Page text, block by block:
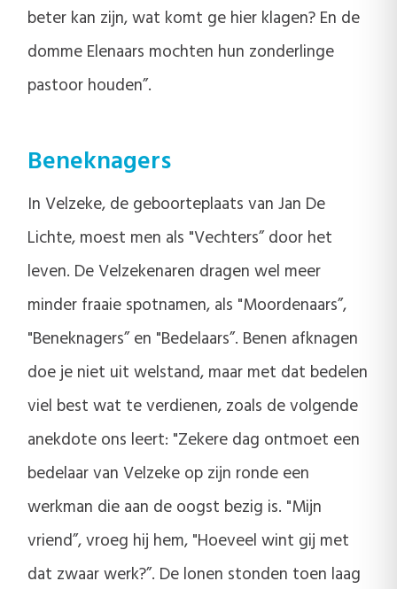
beter kan zijn, wat komt ge hier klagen? En de
domme Elenaars mochten hun zonderlinge
pastoor houden”.
Beneknagers
In Velzeke, de geboorteplaats van Jan De
Lichte, moest men als "Vechters” door het
leven. De Velzekenaren dragen wel meer
minder fraaie spotnamen, als "Moordenaars”,
"Beneknagers” en "Bedelaars”. Benen afknagen
doe je niet uit welstand, maar met dat bedelen
viel best wat te verdienen, zoals de volgende
anekdote ons leert: "Zekere dag ontmoet een
bedelaar van Velzeke op zijn ronde een
werkman die aan de oogst bezig is. "Mijn
vriend”, vroeg hij hem, "Hoeveel wint gij met
dat zwaar werk?”. De lonen stonden toen laag